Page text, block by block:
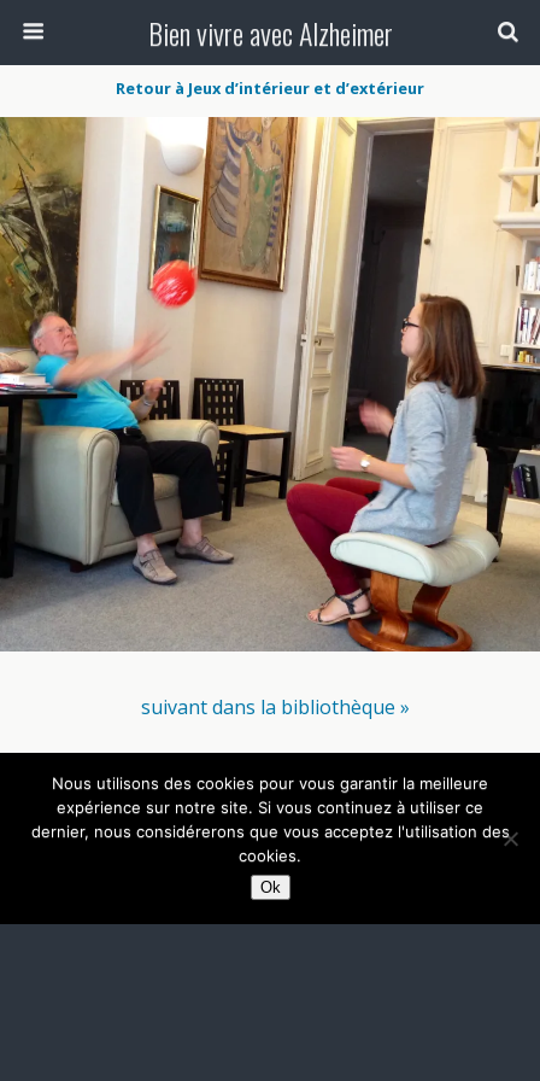
Bien vivre avec Alzheimer
Retour à Jeux d’intérieur et d’extérieur
suivant dans la bibliothèque »
Retour au début
Nous utilisons des cookies pour vous garantir la meilleure
expérience sur notre site. Si vous continuez à utiliser ce
dernier, nous considérerons que vous acceptez l'utilisation des
cookies.
Ok